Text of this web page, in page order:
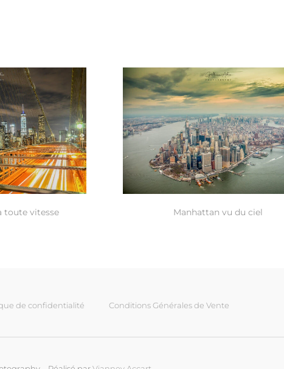
toute vitesse Manhattan vu du ciel
de confidentialité Conditions Générales de Vente